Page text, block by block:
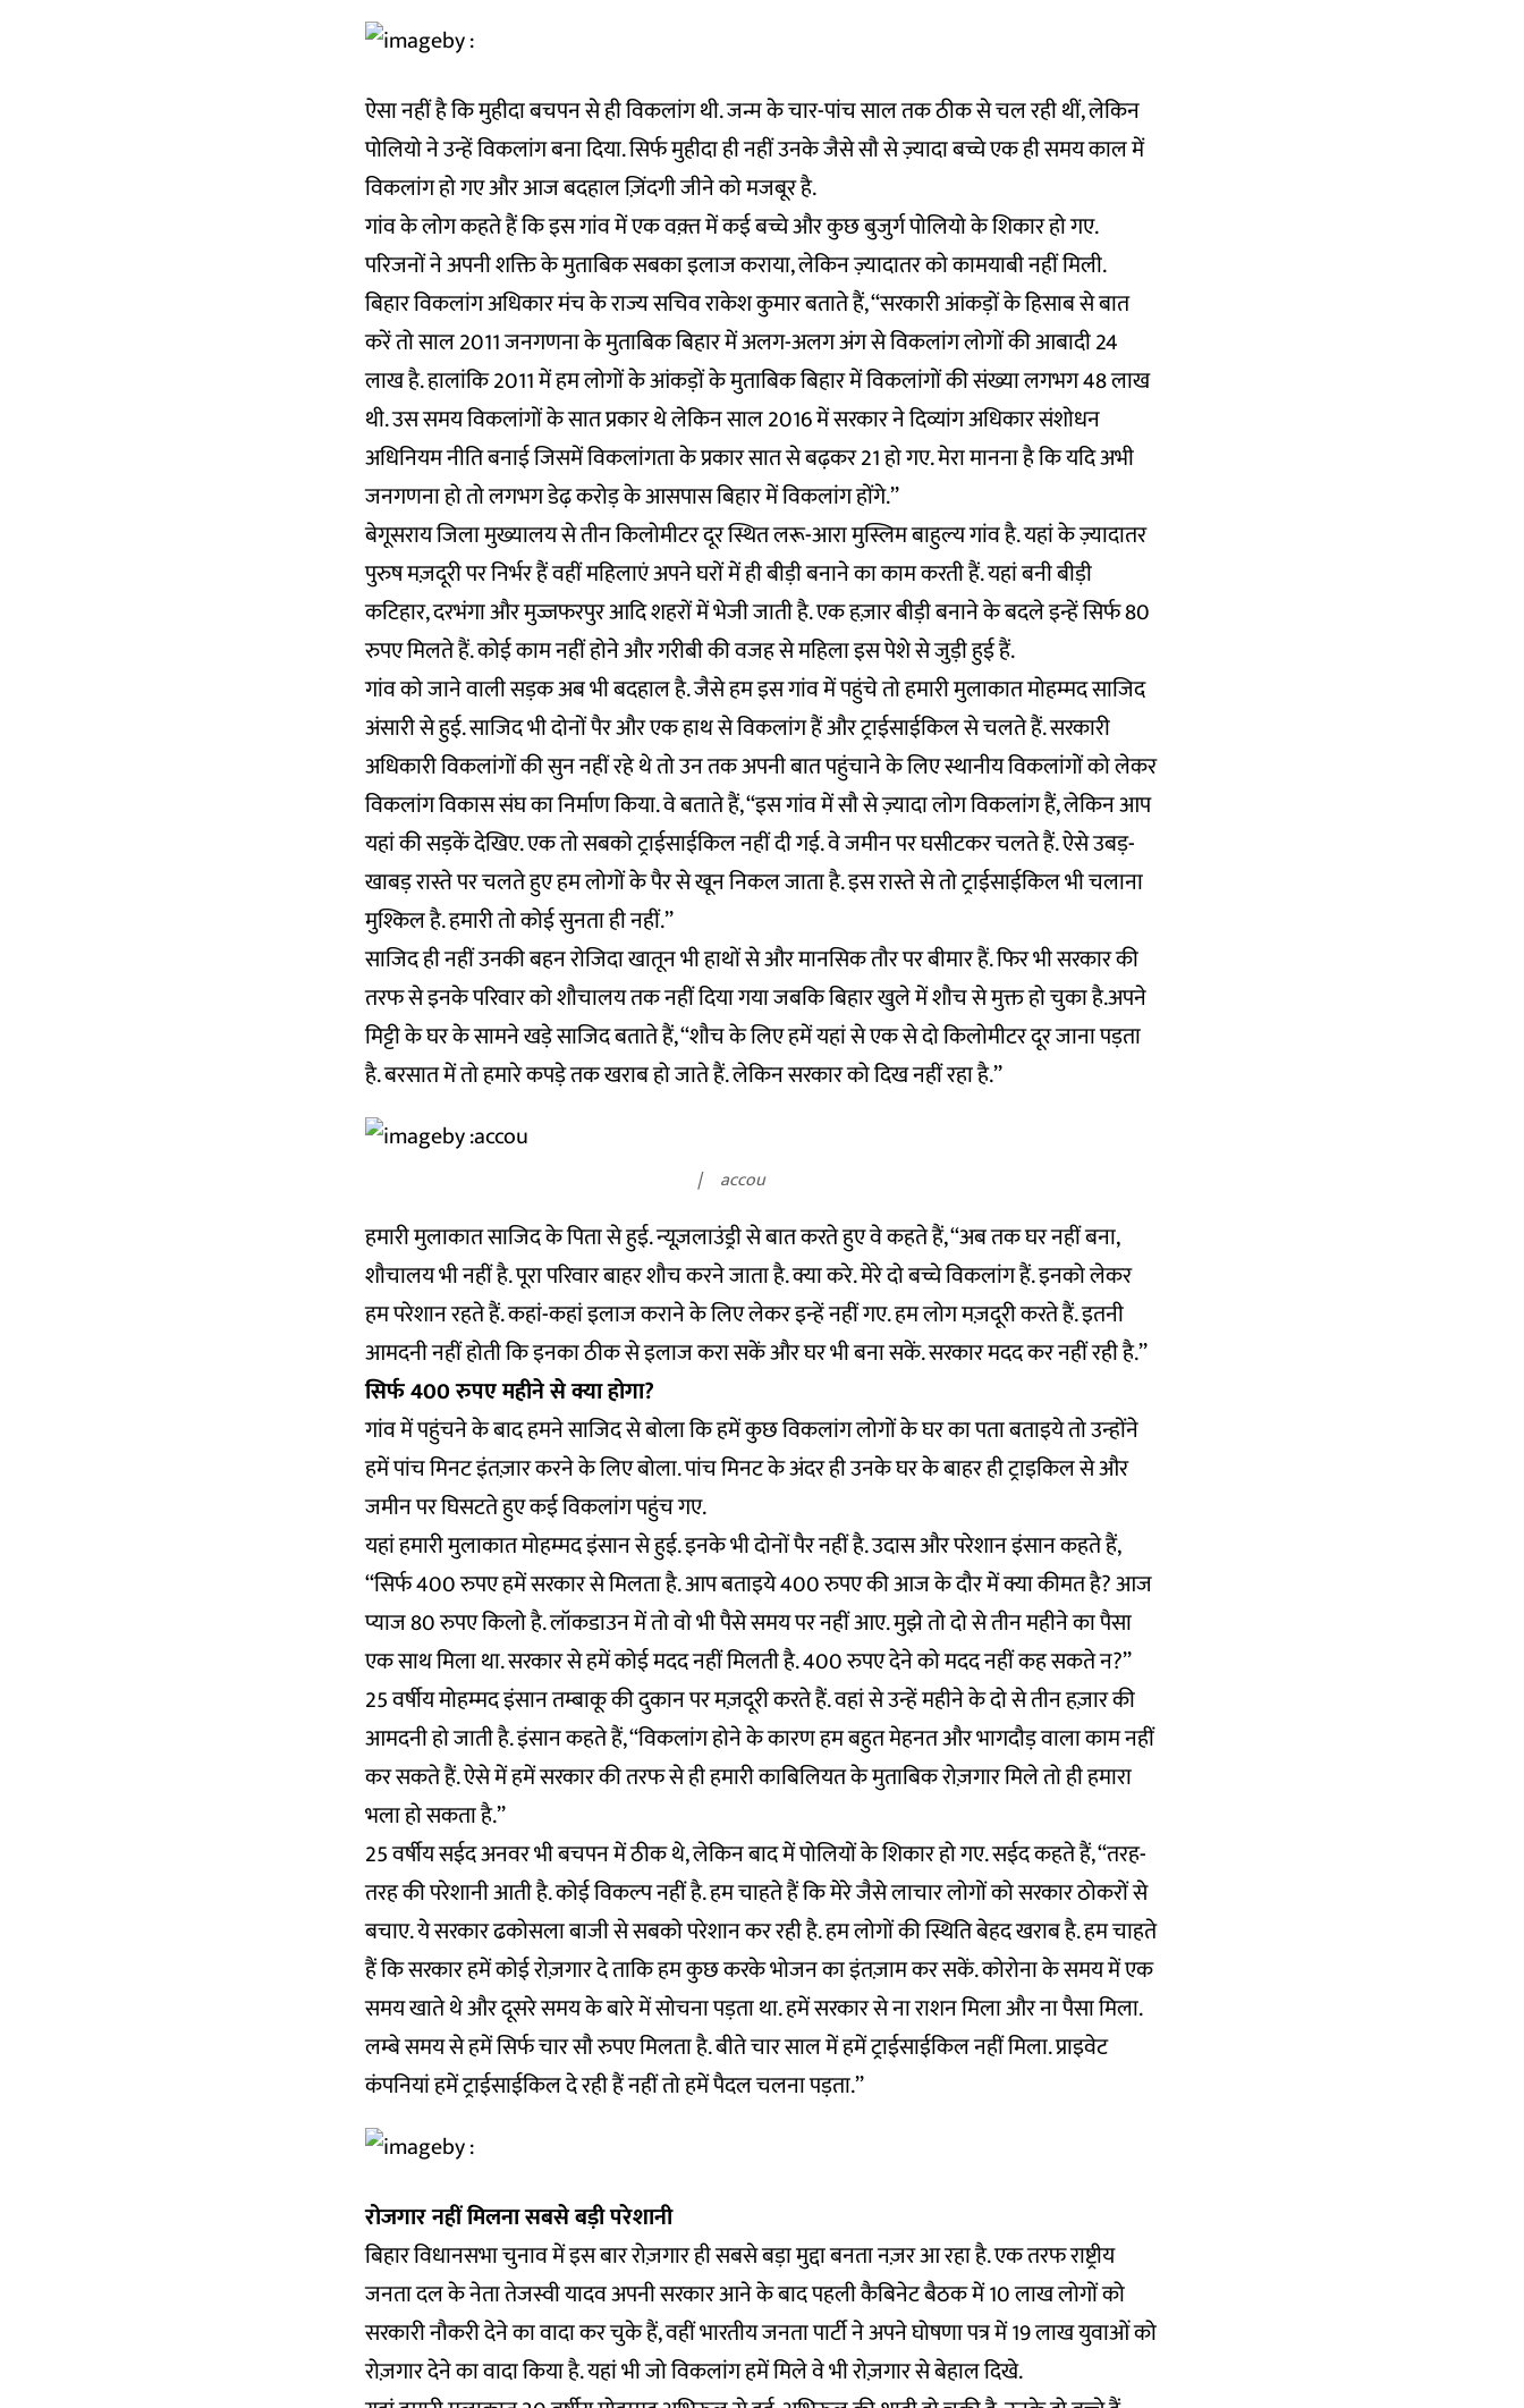
ऐसा नहीं है कि मुहीदा बचपन से ही विकलांग थी. जन्म के चार-पांच साल तक ठीक से चल रही थीं, लेकिन
पोलियो ने उन्हें विकलांग बना दिया. सिर्फ मुहीदा ही नहीं उनके जैसे सौ से ज़्यादा बच्चे एक ही समय काल में
विकलांग हो गए और आज बदहाल ज़िंदगी जीने को मजबूर है.
गांव के लोग कहते हैं कि इस गांव में एक वक़्त में कई बच्चे और कुछ बुजुर्ग पोलियो के शिकार हो गए.
परिजनों ने अपनी शक्ति के मुताबिक सबका इलाज कराया, लेकिन ज़्यादातर को कामयाबी नहीं मिली.
बिहार विकलांग अधिकार मंच के राज्य सचिव राकेश कुमार बताते हैं, ‘‘सरकारी आंकड़ों के हिसाब से बात
करें तो साल 2011 जनगणना के मुताबिक बिहार में अलग-अलग अंग से विकलांग लोगों की आबादी 24
लाख है. हालांकि 2011 में हम लोगों के आंकड़ों के मुताबिक बिहार में विकलांगों की संख्या लगभग 48 लाख
थी. उस समय विकलांगों के सात प्रकार थे लेकिन साल 2016 में सरकार ने दिव्यांग अधिकार संशोधन
अधिनियम नीति बनाई जिसमें विकलांगता के प्रकार सात से बढ़कर 21 हो गए. मेरा मानना है कि यदि अभी
जनगणना हो तो लगभग डेढ़ करोड़ के आसपास बिहार में विकलांग होंगे.’’
बेगूसराय जिला मुख्यालय से तीन किलोमीटर दूर स्थित लरू-आरा मुस्लिम बाहुल्य गांव है. यहां के ज़्यादातर
पुरुष मज़दूरी पर निर्भर हैं वहीं महिलाएं अपने घरों में ही बीड़ी बनाने का काम करती हैं. यहां बनी बीड़ी
कटिहार, दरभंगा और मुज्जफरपुर आदि शहरों में भेजी जाती है. एक हज़ार बीड़ी बनाने के बदले इन्हें सिर्फ 80
रुपए मिलते हैं. कोई काम नहीं होने और गरीबी की वजह से महिला इस पेशे से जुड़ी हुई हैं.
गांव को जाने वाली सड़क अब भी बदहाल है. जैसे हम इस गांव में पहुंचे तो हमारी मुलाकात मोहम्मद साजिद
अंसारी से हुई. साजिद भी दोनों पैर और एक हाथ से विकलांग हैं और ट्राईसाईकिल से चलते हैं. सरकारी
अधिकारी विकलांगों की सुन नहीं रहे थे तो उन तक अपनी बात पहुंचाने के लिए स्थानीय विकलांगों को लेकर
विकलांग विकास संघ का निर्माण किया. वे बताते हैं, ‘‘इस गांव में सौ से ज़्यादा लोग विकलांग हैं, लेकिन आप
यहां की सड़कें देखिए. एक तो सबको ट्राईसाईकिल नहीं दी गई. वे जमीन पर घसीटकर चलते हैं. ऐसे उबड़-
खाबड़ रास्ते पर चलते हुए हम लोगों के पैर से खून निकल जाता है. इस रास्ते से तो ट्राईसाईकिल भी चलाना
मुश्किल है. हमारी तो कोई सुनता ही नहीं.’’
साजिद ही नहीं उनकी बहन रोजिदा खातून भी हाथों से और मानसिक तौर पर बीमार हैं. फिर भी सरकार की
तरफ से इनके परिवार को शौचालय तक नहीं दिया गया जबकि बिहार खुले में शौच से मुक्त हो चुका है.अपने
मिट्टी के घर के सामने खड़े साजिद बताते हैं, ‘‘शौच के लिए हमें यहां से एक से दो किलोमीटर दूर जाना पड़ता
है. बरसात में तो हमारे कपड़े तक खराब हो जाते हैं. लेकिन सरकार को दिख नहीं रहा है.’’
accou
हमारी मुलाकात साजिद के पिता से हुई. न्यूज़लाउंड्री से बात करते हुए वे कहते हैं, ‘‘अब तक घर नहीं बना,
शौचालय भी नहीं है. पूरा परिवार बाहर शौच करने जाता है. क्या करे. मेरे दो बच्चे विकलांग हैं. इनको लेकर
हम परेशान रहते हैं. कहां-कहां इलाज कराने के लिए लेकर इन्हें नहीं गए. हम लोग मज़दूरी करते हैं. इतनी
आमदनी नहीं होती कि इनका ठीक से इलाज करा सकें और घर भी बना सकें. सरकार मदद कर नहीं रही है.’’
सिर्फ 400 रुपए महीने से क्या होगा?
गांव में पहुंचने के बाद हमने साजिद से बोला कि हमें कुछ विकलांग लोगों के घर का पता बताइये तो उन्होंने
हमें पांच मिनट इंतज़ार करने के लिए बोला. पांच मिनट के अंदर ही उनके घर के बाहर ही ट्राइकिल से और
जमीन पर घिसटते हुए कई विकलांग पहुंच गए.
यहां हमारी मुलाकात मोहम्मद इंसान से हुई. इनके भी दोनों पैर नहीं है. उदास और परेशान इंसान कहते हैं,
‘‘सिर्फ 400 रुपए हमें सरकार से मिलता है. आप बताइये 400 रुपए की आज के दौर में क्या कीमत है? आज
प्याज 80 रुपए किलो है. लॉकडाउन में तो वो भी पैसे समय पर नहीं आए. मुझे तो दो से तीन महीने का पैसा
एक साथ मिला था. सरकार से हमें कोई मदद नहीं मिलती है. 400 रुपए देने को मदद नहीं कह सकते न?’’
25 वर्षीय मोहम्मद इंसान तम्बाकू की दुकान पर मज़दूरी करते हैं. वहां से उन्हें महीने के दो से तीन हज़ार की
आमदनी हो जाती है. इंसान कहते हैं, ‘‘विकलांग होने के कारण हम बहुत मेहनत और भागदौड़ वाला काम नहीं
कर सकते हैं. ऐसे में हमें सरकार की तरफ से ही हमारी काबिलियत के मुताबिक रोज़गार मिले तो ही हमारा
भला हो सकता है.’’
25 वर्षीय सईद अनवर भी बचपन में ठीक थे, लेकिन बाद में पोलियों के शिकार हो गए. सईद कहते हैं, ‘‘तरह-
तरह की परेशानी आती है. कोई विकल्प नहीं है. हम चाहते हैं कि मेरे जैसे लाचार लोगों को सरकार ठोकरों से
बचाए. ये सरकार ढकोसला बाजी से सबको परेशान कर रही है. हम लोगों की स्थिति बेहद खराब है. हम चाहते
हैं कि सरकार हमें कोई रोज़गार दे ताकि हम कुछ करके भोजन का इंतज़ाम कर सकें. कोरोना के समय में एक
समय खाते थे और दूसरे समय के बारे में सोचना पड़ता था. हमें सरकार से ना राशन मिला और ना पैसा मिला.
लम्बे समय से हमें सिर्फ चार सौ रुपए मिलता है. बीते चार साल में हमें ट्राईसाईकिल नहीं मिला. प्राइवेट
कंपनियां हमें ट्राईसाईकिल दे रही हैं नहीं तो हमें पैदल चलना पड़ता.’’
रोजगार नहीं मिलना सबसे बड़ी परेशानी
बिहार विधानसभा चुनाव में इस बार रोज़गार ही सबसे बड़ा मुद्दा बनता नज़र आ रहा है. एक तरफ राष्ट्रीय
जनता दल के नेता तेजस्वी यादव अपनी सरकार आने के बाद पहली कैबिनेट बैठक में 10 लाख लोगों को
सरकारी नौकरी देने का वादा कर चुके हैं, वहीं भारतीय जनता पार्टी ने अपने घोषणा पत्र में 19 लाख युवाओं को
रोज़गार देने का वादा किया है. यहां भी जो विकलांग हमें मिले वे भी रोज़गार से बेहाल दिखे.